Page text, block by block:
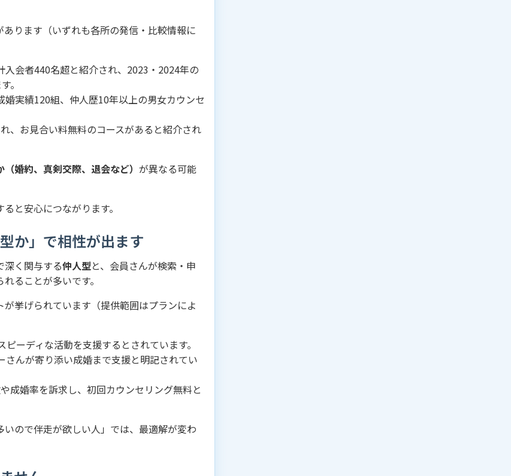
ります（いずれも各所の発信・比較情報に
会者440名超と紹介され、2023・2024年の
。
実績120組、仲人歴10年以上の男女カウンセ
、お見合い料無料のコースがあると紹介され
婚約、真剣交際、退会など） が異なる可能
と安心につながります。
か」で相性が出ます
深く関与する仲人型と、会員さんが検索・申
ることが多いです。
挙げられています（提供範囲はプランによ
ーディな活動を支援するとされています。
んが寄り添い成婚まで支援と明記されてい
成婚率を訴求し、初回カウンセリング無料と
いので伴走が欲しい人」では、最適解が変わ